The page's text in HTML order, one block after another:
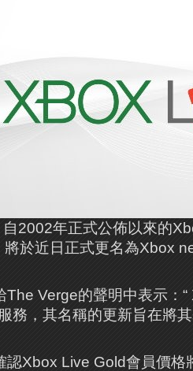
2002年正式公佈以來的
於近日正式更名為Xbox
The Verge的聲明中表示：
務，其名稱的更新旨在將
認Xbox Live Gold會員價格